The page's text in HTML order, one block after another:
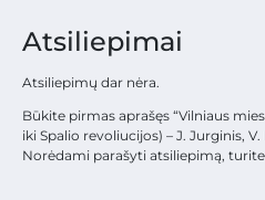
Atsiliepimai
Atsiliepimų dar nėra.
Būkite pirmas aprašęs “Vilniaus
iki Spalio revoliucijos) – J. Jurginis,
Norėdami parašyti atsiliepimą, turite